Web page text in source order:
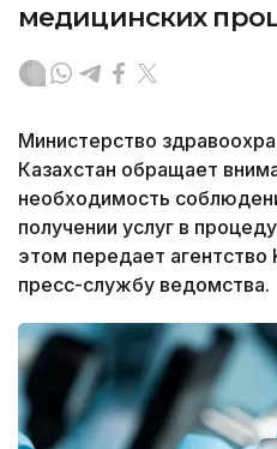
медицинских
Министерство
Казахстан обращает
необходимость
получении услуг в
этом передает агентство
пресс-службу ведомства.